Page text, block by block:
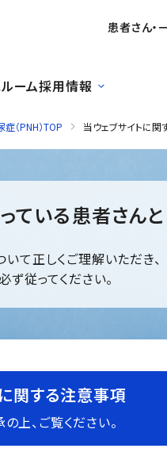
患者さん・
ーム採用情報
（PNH）TOP 当ウェブサイトに関
ている患者さん
て正しくご理解いただき、
従ってください。
関する注意事項
上、ご覧ください。